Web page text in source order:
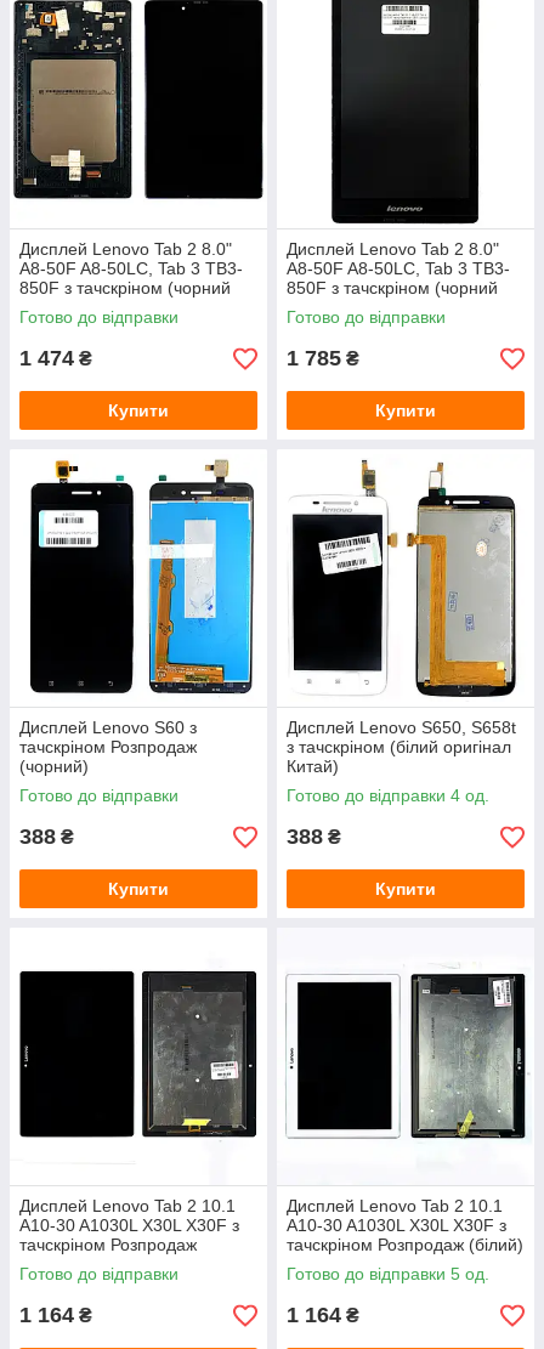
Дисплей Lenovo Tab 2 8.0"
A8-50F A8-50LC, Tab 3 TB3-
850F з тачскріном (чорний
оригінал Китай з рамкою)
Готово до відправки
1 474 ₴
Купити
Дисплей Lenovo Tab 2 8.0"
A8-50F A8-50LC, Tab 3 TB3-
850F з тачскріном (чорний
оригінал OEM з рамкою)
Готово до відправки
1 785 ₴
Купити
Дисплей Lenovo S60 з
тачскріном Розпродаж
(чорний)
Готово до відправки
388 ₴
Купити
Дисплей Lenovo S650, S658t
з тачскріном (білий оригінал
Китай)
Готово до відправки 4 од.
388 ₴
Купити
Дисплей Lenovo Tab 2 10.1
A10-30 A1030L X30L X30F з
тачскріном Розпродаж
(чорний)
Готово до відправки
1 164 ₴
Дисплей Lenovo Tab 2 10.1
A10-30 A1030L X30L X30F з
тачскріном Розпродаж (білий)
Готово до відправки 5 од.
1 164 ₴